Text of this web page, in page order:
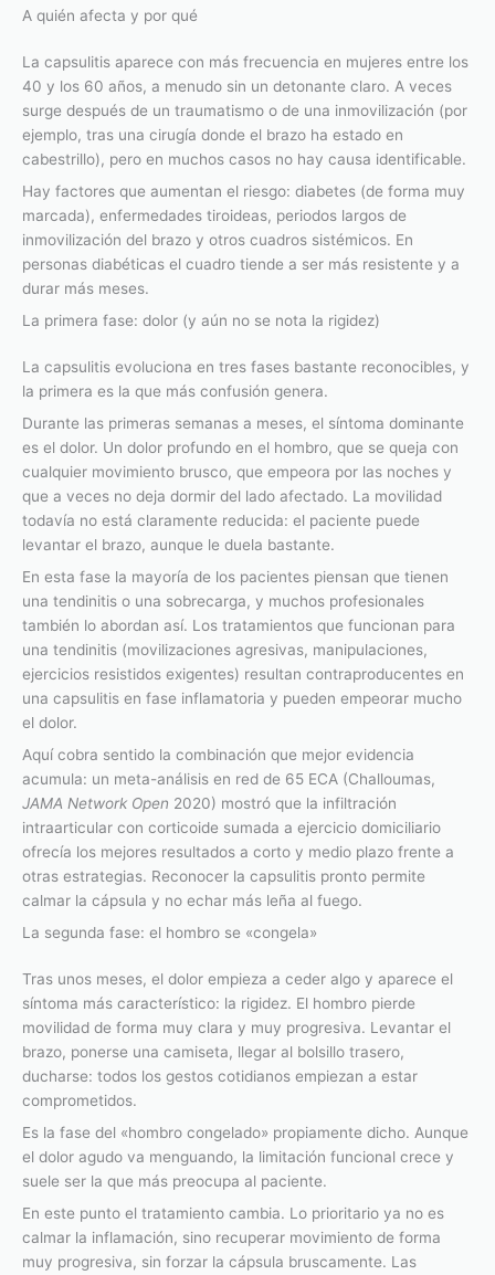
A quién afecta y por qué
La capsulitis aparece con más frecuencia en mujeres entre los
40 y los 60 años, a menudo sin un detonante claro. A veces
surge después de un traumatismo o de una inmovilización (por
ejemplo, tras una cirugía donde el brazo ha estado en
cabestrillo), pero en muchos casos no hay causa identificable.
Hay factores que aumentan el riesgo: diabetes (de forma muy
marcada), enfermedades tiroideas, periodos largos de
inmovilización del brazo y otros cuadros sistémicos. En
personas diabéticas el cuadro tiende a ser más resistente y a
durar más meses.
La primera fase: dolor (y aún no se nota la rigidez)
La capsulitis evoluciona en tres fases bastante reconocibles, y
la primera es la que más confusión genera.
Durante las primeras semanas a meses, el síntoma dominante
es el dolor. Un dolor profundo en el hombro, que se queja con
cualquier movimiento brusco, que empeora por las noches y
que a veces no deja dormir del lado afectado. La movilidad
todavía no está claramente reducida: el paciente puede
levantar el brazo, aunque le duela bastante.
En esta fase la mayoría de los pacientes piensan que tienen
una tendinitis o una sobrecarga, y muchos profesionales
también lo abordan así. Los tratamientos que funcionan para
una tendinitis (movilizaciones agresivas, manipulaciones,
ejercicios resistidos exigentes) resultan contraproducentes en
una capsulitis en fase inflamatoria y pueden empeorar mucho
el dolor.
Aquí cobra sentido la combinación que mejor evidencia
acumula: un meta-análisis en red de 65 ECA (Challoumas,
JAMA Network Open 2020) mostró que la infiltración
intraarticular con corticoide sumada a ejercicio domiciliario
ofrecía los mejores resultados a corto y medio plazo frente a
otras estrategias. Reconocer la capsulitis pronto permite
calmar la cápsula y no echar más leña al fuego.
La segunda fase: el hombro se «congela»
Tras unos meses, el dolor empieza a ceder algo y aparece el
síntoma más característico: la rigidez. El hombro pierde
movilidad de forma muy clara y muy progresiva. Levantar el
brazo, ponerse una camiseta, llegar al bolsillo trasero,
ducharse: todos los gestos cotidianos empiezan a estar
comprometidos.
Es la fase del «hombro congelado» propiamente dicho. Aunque
el dolor agudo va menguando, la limitación funcional crece y
suele ser la que más preocupa al paciente.
En este punto el tratamiento cambia. Lo prioritario ya no es
calmar la inflamación, sino recuperar movimiento de forma
muy progresiva, sin forzar la cápsula bruscamente. Las